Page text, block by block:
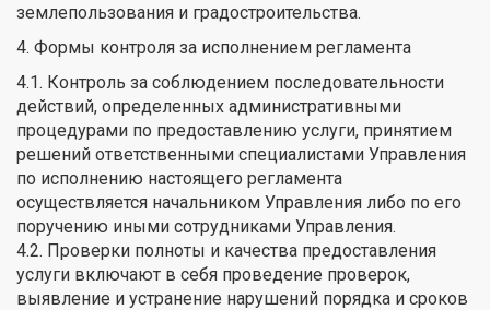
землепользования и градостроительства.
4. Формы контроля за исполнением регламента
4.1. Контроль за соблюдением последовательности
действий, определенных административными
процедурами по предоставлению услуги, принятием
решений ответственными специалистами Управления
по исполнению настоящего регламента
осуществляется начальником Управления либо по его
поручению иными сотрудниками Управления.
4.2. Проверки полноты и качества предоставления
услуги включают в себя проведение проверок,
выявление и устранение нарушений порядка и сроков